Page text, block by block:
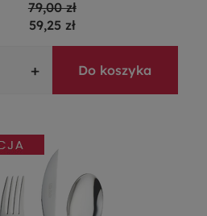
79,00 zł
59,25 zł
+ Do koszyka